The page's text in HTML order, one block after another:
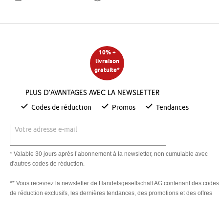
10% +
livraison
gratuite*
Plus d’avantages avec la newsletter
Codes de réduction Promos Tendances
Votre adresse e-mail
* Valable 30 jours après l’abonnement à la newsletter, non cumulable avec
d'autres codes de réduction.
** Vous recevrez la newsletter de Handelsgesellschaft AG contenant des codes
de réduction exclusifs, les dernières tendances, des promotions et des offres